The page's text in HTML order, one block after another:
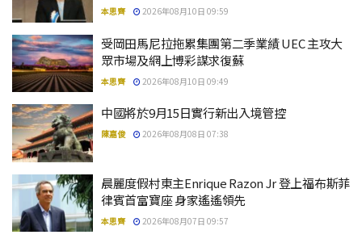
本思齊 2026年08月10日 09:59
受岡田馬尼拉拖累集團第二季業績 UEC 主攻大
眾市場及網上博彩謀求復蘇
本思齊 2026年08月10日 09:49
中國將於9月15日實行新出入境管控
陳嘉俊 2026年08月08日 07:38
晨麗度假村東主Enrique Razon Jr 登上福布斯菲
律賓首富寶座 身家遙遙領先
本思齊 2026年08月07日 09:57